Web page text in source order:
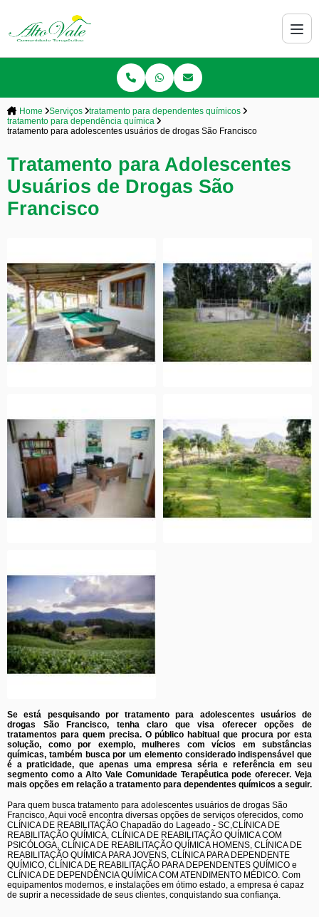
Home Serviços
tratamento para dependentes químicos
tratamento para dependência química
tratamento para adolescentes usuários de drogas São Francisco
Tratamento para Adolescentes
Usuários de Drogas São
Francisco
Se está pesquisando por tratamento para adolescentes usuários de
drogas São Francisco, tenha claro que visa oferecer opções de
tratamentos para quem precisa. O público habitual que procura por esta
solução, como por exemplo, mulheres com vícios em substâncias
químicas, também busca por um elemento considerado indispensável que
é a praticidade, que apenas uma empresa séria e referência em seu
segmento como a Alto Vale Comunidade Terapêutica pode oferecer. Veja
mais opções em relação a tratamento para dependentes químicos a seguir.
Para quem busca tratamento para adolescentes usuários de drogas São
Francisco, Aqui você encontra diversas opções de serviços oferecidos, como
CLÍNICA DE REABILITAÇÃO Chapadão do Lageado - SC,CLÍNICA DE
REABILITAÇÃO QUÍMICA, CLÍNICA DE REABILITAÇÃO QUÍMICA COM
PSICÓLOGA, CLÍNICA DE REABILITAÇÃO QUÍMICA HOMENS, CLÍNICA DE
REABILITAÇÃO QUÍMICA PARA JOVENS, CLÍNICA PARA DEPENDENTE
QUÍMICO, CLÍNICA DE REABILITAÇÃO PARA DEPENDENTES QUÍMICO e
CLÍNICA DE DEPENDÊNCIA QUÍMICA COM ATENDIMENTO MÉDICO. Com
equipamentos modernos, e instalações em ótimo estado, a empresa é capaz
de suprir a necessidade de seus clientes, conquistando sua confiança.